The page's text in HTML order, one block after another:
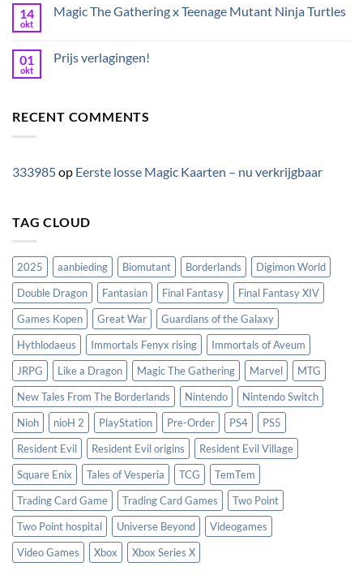
14
okt
Magic The Gathering x Teenage Mutant Ninja Turtles
01
okt
Prijs verlagingen!
RECENT COMMENTS
333985op Eerste losse Magic Kaarten – nu verkrijgbaar
TAG CLOUD
2025 aanbieding Biomutant Borderlands
Digimon World
Double Dragon
Fantasian Final Fantasy
Final Fantasy XIV
Games Kopen
Great War
Guardians of the Galaxy
Hythlodaeus
Immortals Fenyx rising
Immortals of Aveum
JRPG
Like a Dragon Magic The Gathering Marvel
MTG
New Tales From The Borderlands
Nintendo
Nintendo Switch
Nioh
nioH 2 PlayStation Pre-Order PS4
PS5
Resident Evil
Resident Evil origins
Resident Evil Village
Square Enix
Tales of Vesperia TCG
TemTem
Trading Card Game
Trading Card Games
Two Point
Two Point hospital
Universe Beyond
Videogames
Video Games
Xbox Xbox Series X